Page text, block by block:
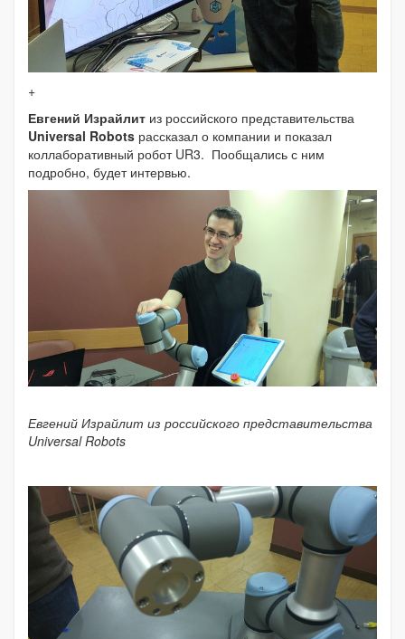
+
Евгений Израйлит из российского представительства
Universal Robots рассказал о компании и показал
коллаборативный робот UR3. Пообщались с ним
подробно, будет интервью.
Евгений Израйлит из российского представительства
Universal Robots